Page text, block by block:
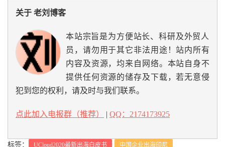
关于 老刘博客
本站宗旨是为方便站长、科研及外贸人
员，请勿用于其它非法用途！站内所有
内容及资源，均来自网络。本站自身不
提供任何资源的储存及下载，若无意侵
犯到您的权利，请及时与我们联系。
点此加入电报群（推荐） | QQ：2174173925
标签： UCloud2020最新出海白皮书 中国企业出海印尼